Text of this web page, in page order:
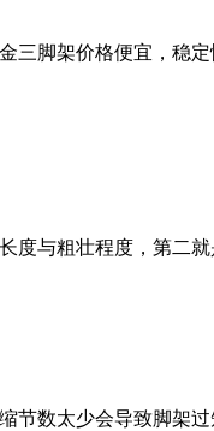
三脚架价格便宜，稳
度与粗壮程度，第二
节数太少会导致脚架